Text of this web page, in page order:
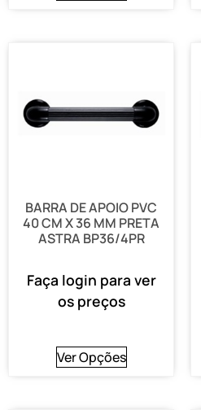
BARRA DE APOIO PVC
40 CM X 36 MM PRETA
ASTRA BP36/4PR
Faça login para ver
os preços
Ver Opções